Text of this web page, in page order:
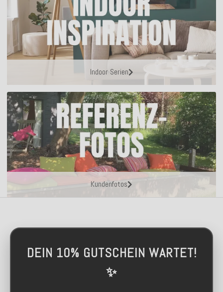
Indoor Serien
Kundenfotos
DEIN 10% GUTSCHEIN WARTET!
✨